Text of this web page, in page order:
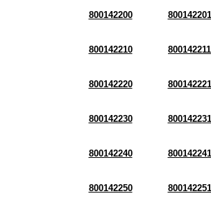
800142200 800142201
800142210 800142211
800142220 800142221
800142230 800142231
800142240 800142241
800142250 800142251